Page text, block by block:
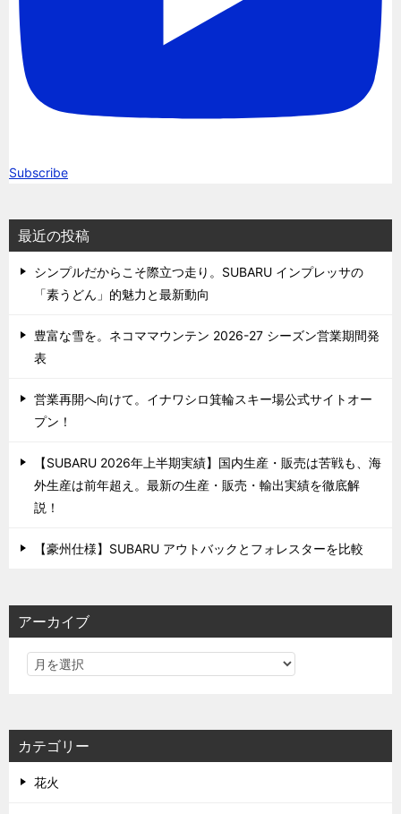
Subscribe
最近の投稿
シンプルだからこそ際立つ走り。SUBARU インプレッサの
「素うどん」的魅力と最新動向
豊富な雪を。ネコママウンテン 2026-27 シーズン営業期間発
表
営業再開へ向けて。イナワシロ箕輪スキー場公式サイトオー
プン！
【SUBARU 2026年上半期実績】国内生産・販売は苦戦も、海
外生産は前年超え。最新の生産・販売・輸出実績を徹底解
説！
【豪州仕様】SUBARU アウトバックとフォレスターを比較
アーカイブ
カテゴリー
花火